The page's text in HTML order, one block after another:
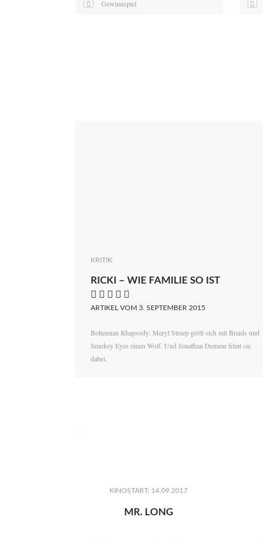
Gewinnspiel
KRITIK
RICKI – WIE FAMILIE SO IST
    
ARTIKEL VOM 3. SEPTEMBER 2015
Bohemian Rhapsody: Meryl Streep grölt sich mit Braids und
Smokey Eyes einen Wolf. Und Jonathan Demme filmt sie
dabei.
KINOSTART: 14.09.2017
MR. LONG